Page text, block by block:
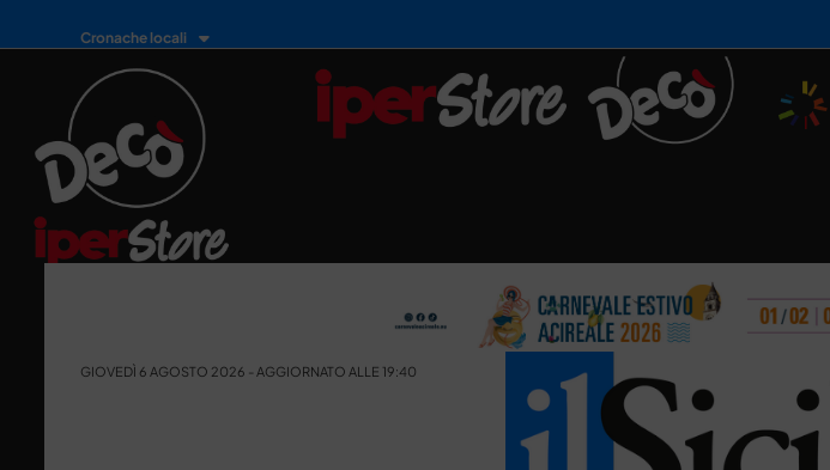
Cronache locali
GIOVEDÌ 6 AGOSTO 2026 - AGGIORNATO ALLE 19:40